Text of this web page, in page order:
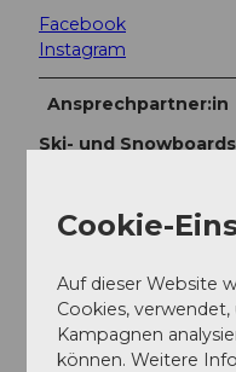
Facebook
Instagram
Ansprechpartner:in
Ski- und
In der Nähe
Cookie-
Auf dieser Website
Cookies,
Kampagnen
können. Weitere